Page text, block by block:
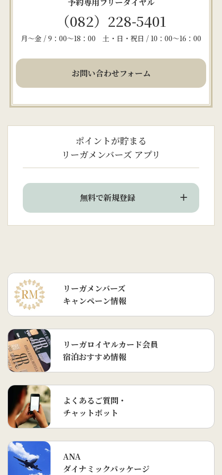
予約専用フリーダイヤル
（082）228-5401
月～金 / 9：00～18：00 土・日・祝日 / 10：00～16：00
お問い合わせフォーム
ポイントが貯まる
リーガメンバーズ アプリ
無料で新規登録
リーガメンバーズ
キャンペーン情報
リーガロイヤルカード会員
宿泊おすすめ情報
よくあるご質問・
チャットボット
ANA
ダイナミックパッケージ